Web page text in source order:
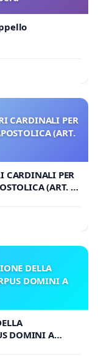
CARDINALI PER
(ART.
CARDINALI PER
(ART. 3
DELLA
DOMINI A
DOMINI A